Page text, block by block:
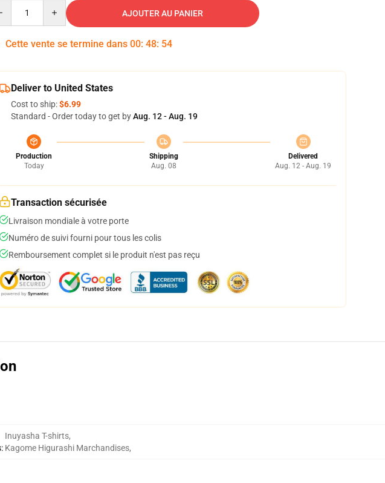
AJOUTER AU PANIER
Cette vente se termine dans 00: 48: 53
Deliver to United States
Cost to ship:$6.99
Standard - Order today to get byAug. 12 - Aug. 19
Production
Today
Shipping
Aug. 08
Delivered
Aug. 12 - Aug. 19
Transaction sécurisée
Livraison mondiale à votre porte
Numéro de suivi fourni pour tous les colis
Remboursement complet si le produit n'est pas reçu
:
Inuyasha T-shirts,
Kagome Higurashi Marchandises,